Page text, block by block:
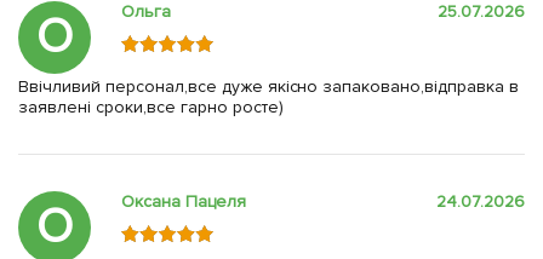
О Ольга 25.07.2026
Ввічливий персонал,все дуже якісно запаковано,відправка в
заявлені сроки,все гарно росте)
О Оксана Пацеля 24.07.2026